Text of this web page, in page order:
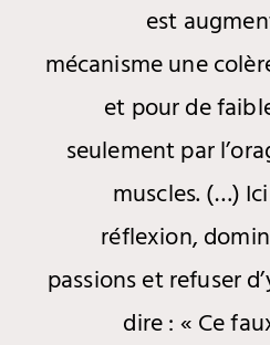
est
mécanisme une
et pour de
seulement par
muscles. (…)
réflexion,
passions et refuser
dire : « Ce